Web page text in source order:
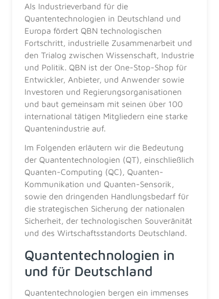
Als Industrieverband für die
Quantentechnologien in Deutschland und
Europa fördert QBN technologischen
Fortschritt, industrielle Zusammenarbeit und
den Trialog zwischen Wissenschaft, Industrie
und Politik. QBN ist der One-Stop-Shop für
Entwickler, Anbieter, und Anwender sowie
Investoren und Regierungsorganisationen
und baut gemeinsam mit seinen über 100
international tätigen Mitgliedern eine starke
Quantenindustrie auf.
Im Folgenden erläutern wir die Bedeutung
der Quantentechnologien (QT), einschließlich
Quanten-Computing (QC), Quanten-
Kommunikation und Quanten-Sensorik,
sowie den dringenden Handlungsbedarf für
die strategischen Sicherung der nationalen
Sicherheit, der technologischen Souveränität
und des Wirtschaftsstandorts Deutschland.
Quantentechnologien in
und für Deutschland
Quantentechnologien bergen ein immenses